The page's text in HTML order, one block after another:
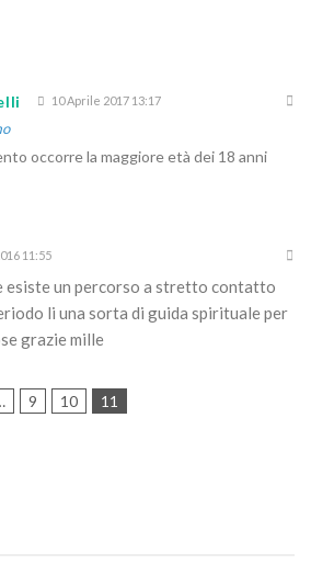
10 Aprile 2017 13:17
occorre la maggiore età dei 18 anni
11:55
esiste un percorso a stretto contatto
li una sorta di guida spirituale per
grazie mille
9 10 11